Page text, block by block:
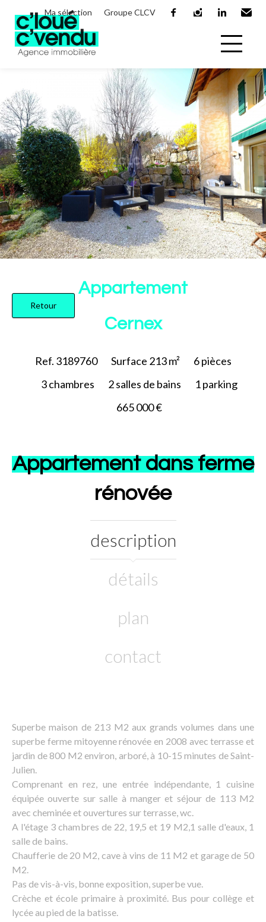
Ma sélection Groupe CLCV
Retour
Appartement
Cernex
Ref. 3189760 Surface 213 m² 6pièces
3chambres 2salles de bains 1parking
665 000 €
Appartement dans ferme
rénovée
description
détails
plan
contact
Superbe maison de 213 M2 aux grands volumes dans une
superbe ferme mitoyenne rénovée en 2008 avec terrasse et
jardin de 800 M2 environ, arboré, à 10-15 minutes de Saint-
Julien.
Comprenant en rez, une entrée indépendante, 1 cuisine
équipée ouverte sur salle à manger et séjour de 113 M2
avec cheminée et ouvertures sur terrasse, wc.
A l'étage 3 chambres de 22, 19,5 et 19 M2,1 salle d'eaux, 1
salle de bains.
Chaufferie de 20 M2, cave à vins de 11 M2 et garage de 50
M2.
Pas de vis-à-vis, bonne exposition, superbe vue.
Crèche et école primaire à proximité. Bus pour collège et
lycée au pied de la batisse.